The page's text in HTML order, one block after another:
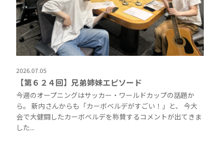
2026.07.05
【第６２４回】兄弟姉妹エピソード
今週のオープニングはサッカー・ワールドカップの話題か
ら。 新内さんからも「カーボベルデがすごい！」と、 今大
会で大健闘したカーボベルデを称賛するコメントが出てきま
した...